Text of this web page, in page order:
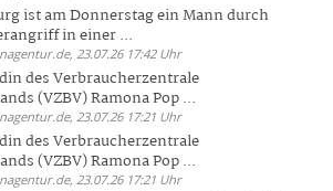
ist am Donnerstag ein Mann durch
in einer ...
23.07.26 17:42 Uhr
des Verbraucherzentrale
(VZBV) Ramona Pop ...
23.07.26 17:21 Uhr
des Verbraucherzentrale
(VZBV) Ramona Pop ...
23.07.26 17:21 Uhr